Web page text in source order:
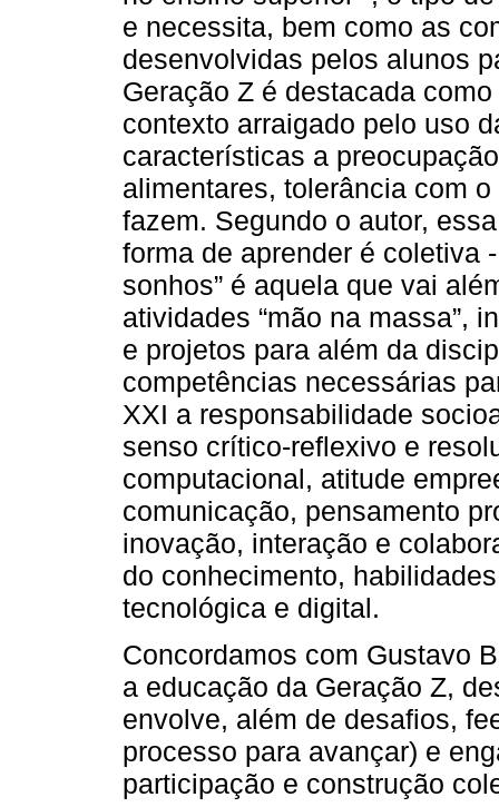
e necessita, bem como as
desenvolvidas pelos alunos
Geração Z é destacada
contexto arraigado pelo uso
características a
alimentares, tolerância com
fazem. Segundo o autor,
forma de aprender é coletiva
sonhos” é aquela que vai
atividades “mão na massa”,
e projetos para além da
competências necessárias
XXI a responsabilidade
senso crítico-reflexivo e
computacional, atitude
comunicação, pensamento
inovação, interação e
do conhecimento,
tecnológica e digital.
Concordamos com Gustavo
a educação da Geração Z,
envolve, além de desafios,
processo para avançar) e
participação e construção